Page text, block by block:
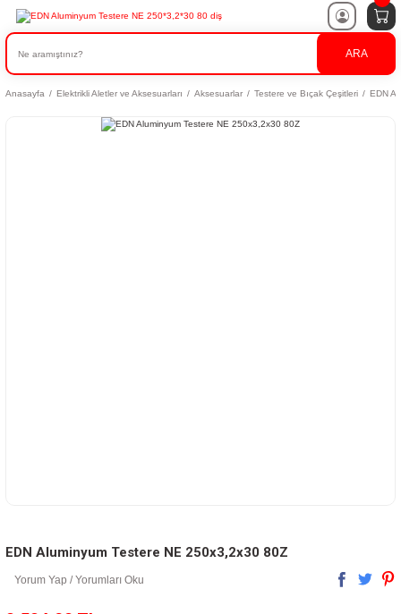
ARA
Anasayfa Elektrikli Aletler ve Aksesuarları Aksesuarlar Testere ve Bıçak Çeşitleri EDN
EDN Aluminyum Testere NE 250x3,2x30 80Z
Yorum Yap / Yorumları Oku